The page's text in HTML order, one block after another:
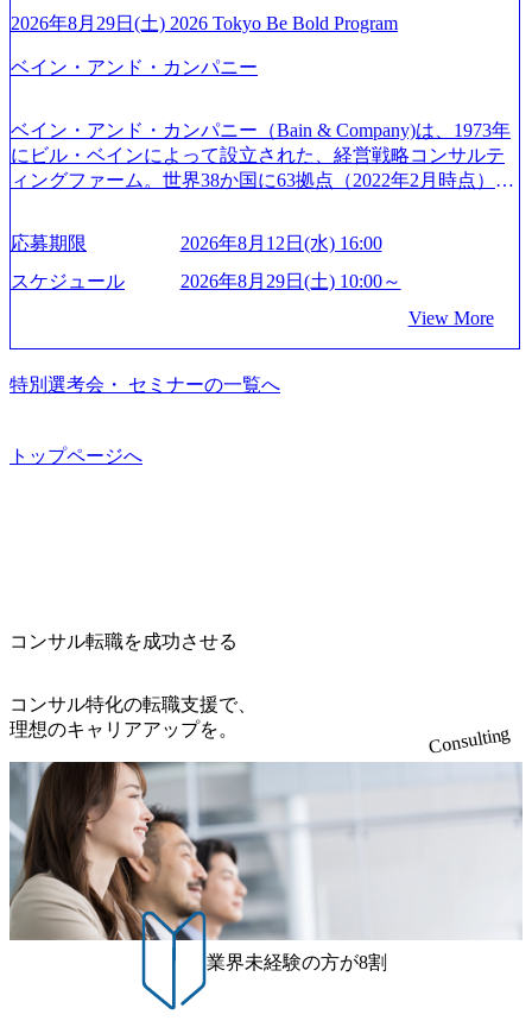
通常の選考フローと異なり、事前に適性検査をご受検いた
ションサーチになります。 ご経験やスキル、そして適性や
きます。 ※本求人はレバテック株式会社の雇用となりま
す。 ※案件によっては客先に出向いての作業も発生しま
す。 ＜ITコンサルタント＞ Webアプリケーション、SaaS系
模基幹システムにおける最上流のPoC(概念実証)支援から構
想策定、開発マネジメント支援までを一気通貫で担当して
います。 生成AIなどの最新技術とシステムを活用し、顧客
の業務革新と効率化の実現に貢献します。 ＜PL/PM＞ 顧客
の要望を深くヒアリングし、企画構想からアジャイル開発
による開発支援までを一気通貫で推進していただきます。
プロジェクト提案・推進の中核として、企画・要件定義か
流での現状分析、顧客ヒアリング、戦略策定、技術選定、
ルティング領域)から参画いただきます。 課題選定から顧客
だきます。 アジャイル開発を通じて顧客の要望や提案を柔
軟に取り入れながら改善サイクルを回すため、ご自身の提
案がサービスに直接反映されやすく、高い貢献度を実感で
きます。 ● 勤務地 東京都渋谷区渋谷3丁目6-7 渋谷金王タワ
ー 事業所内禁煙(入居する施設に喫煙専用室あり) ・就業規
則により就業時間内の喫煙を全面的に禁止 ・禁煙サポート
制度あり オンライン ● 必須要件 以下いずれかのご経験をお
持ちの方 ・システム・ソフトウェア開発経験3年以上 ・要
件定義～基本設計など上流経験2年以上 ・PMO経験2年以上
● 歓迎要件 ・要件定義から詳細設計までのいずれかの上流
工程の経験 ・サブリーダー以上のマネジメント経験 ・お客
様との折衝経験、交渉経験 ・組織課題に対して主体的に業
務改善に取り組まれたご経験 ・アジャイル/スクラムへの興
s://www.accenture.com/jp-ja/case-studies/communications-media/so
する「保安ネット」を構築。省庁DXの先進事例を実現 (http
ry-safety-network)（公共サービス） カルビー：SAP HANAの
導入で基幹システムを刷新 (https://www.accenture.com/jp-ja/ca
se-studies/consumer-goods-services/calbee)（消費財・サービ
る 日本では2.3万人以上の従業員を擁しており(会計系BIG4
を上回る規模感)、営業利益率も約15％と驚異的な数字とな
を遂げていることから、今後も高い成長が見込まれる 多く
の技術者を抱えており、アビームコンサルティングに続い
て日本国内2番目にSAP認定コンサルタント制度の有資格者
数が多く、特にIT領域に強みを持つ グローバルのポジショ
ーケットプレイス」が存在し、本ツールを活用で上司の引
職率も21.8%（2023年12月時点）とフレキシブルな働き方を
③12時開始 2026年8月10日(月) 16:00 各回50分程度を想定 オ
ンライン 書類選考通過者
トとしている SAP領域においては日本市場No.1を誇り、全
定コンサルタント資格を取得している また、日本国内企業
資格も保有、さまざまな業界・業種でのプロジェクト実績
と蓄積されたノウハウを基に独自の方法論やテンプレート
を開発し、それらを活用してお客様に最適なSAPコンサル
ティングサービスを提供する https://storage.googleapis.com/our
96dc8f2-7d54-42b9-a7ae-8c532c52d3d8_1200x678.webp アビー
ムコンサルティング会社資料 (https://www.abeam.com/content/
dam/abeam/jp/ja/about/company/ABeamConsultingCompanyProfil
e_jpn_4.pdf) 『SAP AWARD OF EXCELLENCE 2024』にお
ルティング、社員の健康改善を支援 食事・睡眠など可視
w.businessinsider.jp/post-283587) アサヒグループホールディン
ンサルティング会社となり、今後も成長性が大きくみられ
社時に10日間の間みっちりとコンサルの基礎を支援)を魅力
に感じ、他Big4ではなくアビームを選ぶ方も多数 アビーム
といえばSAPをはじめとしたシステム、とイメージされる
こともあるが実態としては経営戦略策定や新規事業立案な
どのトップラインを上げるための戦略案件も多く存在 特に
スポーツ&エンターテイメント領域ではBig4に先んじて注力
し、業界内で大きな存在感を誇る 社員の多様化する生活ス
タイルやライフイベントに対応した働きやすい職場環境を
実現するため、さまざまなサポート制度を導入している 多
文化理解や女性の活躍推進などの取り組み、また、フレッ
クス制度やフリーロケーション制度、フルリモート制度な
どの多様な働き方をサポートする制度が整備されている 202
6年8月23日(日) 9:00～18:00終了 2026年8月12日(水) 16:00 202
2026年8月29日(土) 2026 Tokyo Be Bold Program
ベイン・アンド・カンパニー
ベイン・アンド・カンパニー（Bain & Company)は、1973年
にビル・ベインによって設立された、経営戦略コンサルテ
ィングファーム。世界38か国に63拠点（2022年2月時点）、
アントにお届けするのは単なるレポートではなく、『結
果』である。」この原則のもと、ベインは1973年に創業さ
れた。クライアントが不確かな未来の中、競争に勝てるよ
に、提言を具体的な行動に落とし込んでいる。 徹底した
「結果主義」を標榜。クライアントのフルポテンシャル実
現を目標に、具体的に目に見える成果を出すことを信条と
（真北）という言葉がよくつかわれる。針が少し東に傾い
外オフィスへのトランスファー制度などが充実している。
東京オフィスに来るグローバルメンバーも多く、グローバ
れており、これまで多くのNPO・NGOなどの非営利団体に
無償でコンサルティングを提供している。 2026年8月29日
(土) の対面Kick-offイベントを皮切りに1か月程度のプログラ
ム ※初回プログラム : 8月29日(土)10:00～13:30 2026年8月12
日(水) 16:00 Bain & Company Tokyoでは、「Tokyo Be Bold Pr
ogram (女性候補者向け選考支援プログラム)」を実施いたし
ます。クライアントに斬新なソリューションを提供し、複
雑な経営課題を解決するために、チームのダイバーシティ
は欠かせません。是非、ユニークな視点と高い志を持つ女
性の皆様に多数ご参画頂きたいと考え、プログラムを開催
性はどのように活躍をしているのか」、「ケース面接の経
験がなく対策の仕方が知りたい」などのお声をたくさんい
応募期限
2026年8月12日(水) 16:00
スケジュール
2026年8月29日(土) 10:00～
View More
特別選考会・ セミナーの一覧へ
トップページへ
コンサル転職を成功させる
コンサル特化の転職支援で、
理想のキャリアアップを。
Consulting
業界未経験の方が8割